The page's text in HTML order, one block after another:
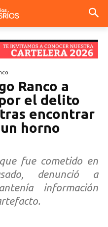
Ranco a
el delito
encontrar
horno
fue cometido en
denunció a
información